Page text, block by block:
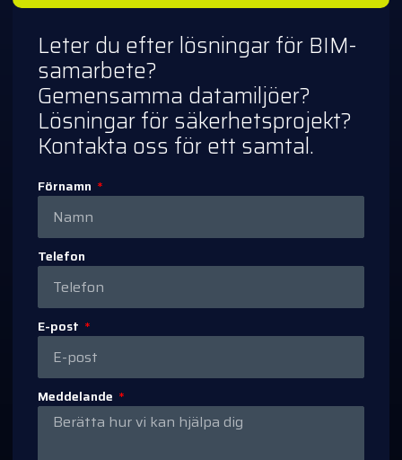
Leter du efter lösningar för BIM-
samarbete?
Gemensamma datamiljöer?
Lösningar för säkerhetsprojekt?
Kontakta oss för ett samtal.
Förnamn
Telefon
E-post
Meddelande